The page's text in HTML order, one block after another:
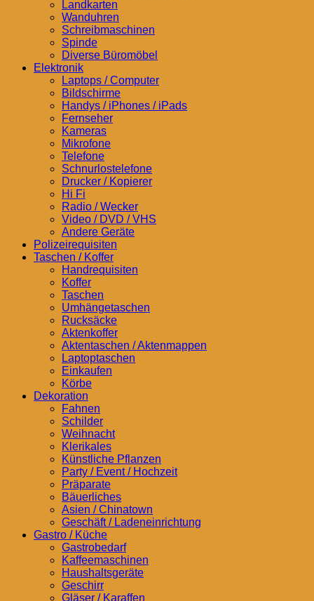
Landkarten
Wanduhren
Schreibmaschinen
Spinde
Diverse Büromöbel
Elektronik
Laptops / Computer
Bildschirme
Handys / iPhones / iPads
Fernseher
Kameras
Mikrofone
Telefone
Schnurlostelefone
Drucker / Kopierer
Hi Fi
Radio / Wecker
Video / DVD / VHS
Andere Geräte
Polizeirequisiten
Taschen / Koffer
Handrequisiten
Koffer
Taschen
Umhängetaschen
Rucksäcke
Aktenkoffer
Aktentaschen / Aktenmappen
Laptoptaschen
Einkaufen
Körbe
Dekoration
Fahnen
Schilder
Weihnacht
Klerikales
Künstliche Pflanzen
Party / Event / Hochzeit
Präparate
Bäuerliches
Asien / Chinatown
Geschäft / Ladeneinrichtung
Gastro / Küche
Gastrobedarf
Kaffeemaschinen
Haushaltsgeräte
Geschirr
Gläser / Karaffen